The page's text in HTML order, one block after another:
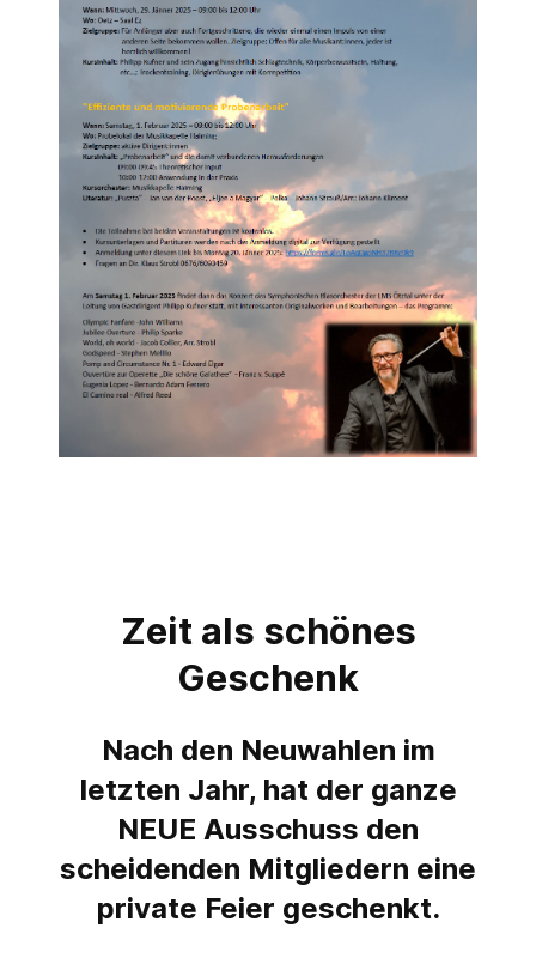
Zeit als schönes
Geschenk
Nach den Neuwahlen im
letzten Jahr, hat der ganze
NEUE Ausschuss den
scheidenden Mitgliedern eine
private Feier geschenkt.